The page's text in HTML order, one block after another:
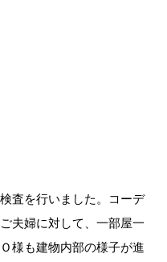
査を行いました。コーデ
夫婦に対して、一部屋一
様も建物内部の様子が進